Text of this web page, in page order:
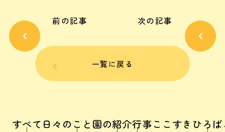
前の記事
一覧に戻る
次の記事
すべて 日々のこと 園の紹介行事ここすきひろば